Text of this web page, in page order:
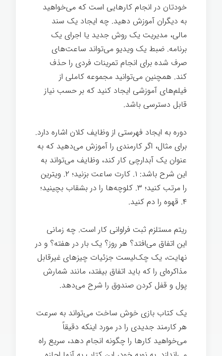
خودتان در انجام کارهایی است که می‌خواهید
به دیگران آموزش دهید. چه ایجاد یک سند
مالی، مدیریت یک روش جدید یا اجرای یک
برنامه. ضبط یک ویديو می‌تواند ساعت‌های
صرف شده برای انجام تمرینات فردی را حذف
کند. همچنین می‌توانید مجموعه کاملی از
فیلم‌های آموزشی ایجاد کنید که بر حسب نیاز
قابل دسترسی باشد.
دوره به ایجاد فهرستی از وظایف کلان اشاره دارد.
برای مثال، اگر کارمندی را آموزش می‌دهید که به
عنوان یک آبدارچی کار کند، وظایف می‌تواند به
این شرح باشد: ۱. کارت ساعت بزنید؛ ۲. ویترین
را مرتب کنید؛ ۳. کلوچه‌ها را در بشقاب بچینید؛
۴. قهوه را دم کنید.
ریتم مستلزم ثبت فراوانی کار است. چه زمانی
این اتفاق می‌افتد؟ هر روز؟ یک بار در هفته؟ و در
نهایت، یک چک‌لیست جزئیات چیزهای غیرقابل
مذاکره‌ای را که باید اتفاق بیفتد، مانند شمارش
پول و قفل کردن صندوق را شرح می‌دهد.
یک کتاب بازی خوش ساخت می‌تواند به سرعت
هر کارمند جدیدی را در مورد اینکه دقیقاً
می‌خواهید کارها را چگونه انجام دهد، سریع راه